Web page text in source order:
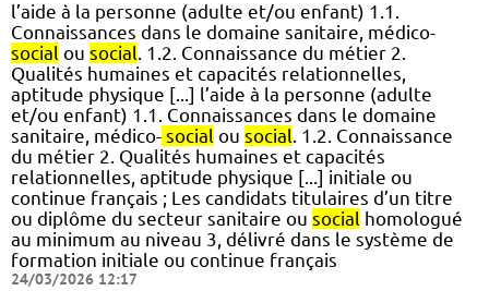
l’aide à la personne (adulte et/ou enfant) 1.1.
Connaissances dans le domaine sanitaire, médico-
social ou social. 1.2. Connaissance du métier 2.
Qualités humaines et capacités relationnelles,
aptitude physique [...] l’aide à la personne (adulte
et/ou enfant) 1.1. Connaissances dans le domaine
sanitaire, médico- social ou social. 1.2. Connaissance
du métier 2. Qualités humaines et capacités
relationnelles, aptitude physique [...] initiale ou
continue français ; Les candidats titulaires d’un titre
ou diplôme du secteur sanitaire ou social homologué
au minimum au niveau 3, délivré dans le système de
formation initiale ou continue français
24/03/2026 12:17